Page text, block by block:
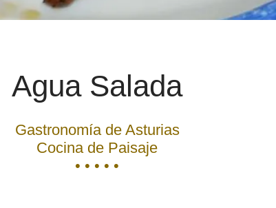
Agua Salada
Gastronomía de Asturias
Cocina de Paisaje
• • • • •